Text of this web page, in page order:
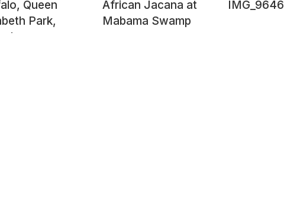
Queen
Park,
African Jacana at
Mabama Swamp
IMG_9646